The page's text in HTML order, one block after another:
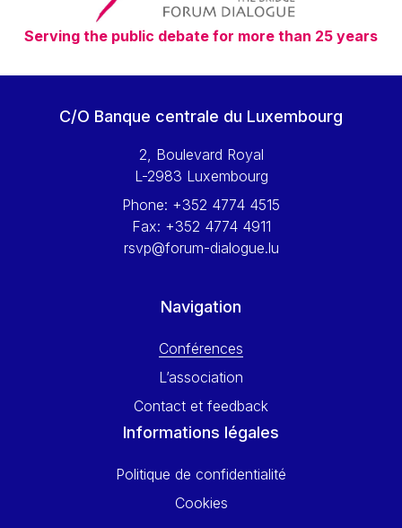
Vítor Manuel da Silva Caldeira
Viviane Reding
Walter Hagg
Wolfgang Ketterle
Yossi Beillin
Yves FRANCHET
Serving the public debate for more than 25 years
C/O Banque centrale du Luxembourg
2, Boulevard Royal
L-2983 Luxembourg
Phone: +352 4774 4515
Fax: +352 4774 4911
rsvp@forum-dialogue.lu
Navigation
Conférences
L’association
Contact et feedback
Informations légales
Politique de confidentialité
Cookies